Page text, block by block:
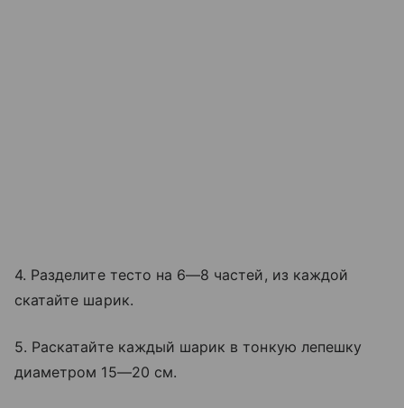
4. Разделите тесто на 6—8 частей, из каждой
скатайте шарик.
5. Раскатайте каждый шарик в тонкую лепешку
диаметром 15—20 см.